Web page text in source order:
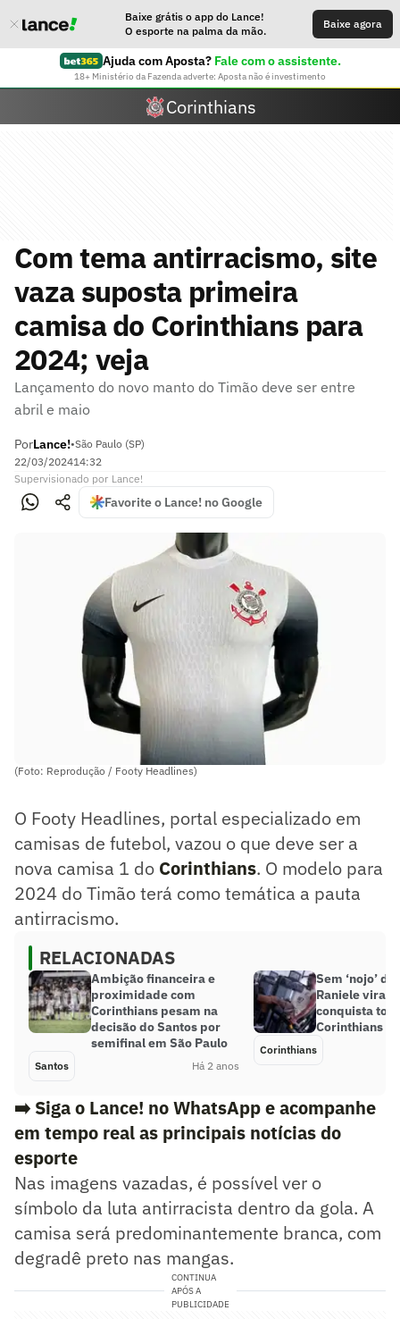
Baixe grátis o app do Lance!
O esporte na palma da mão.
Baixe agora
Ajuda com Aposta? Fale com o assistente.
18+ Ministério da Fazenda adverte: Aposta não é investimento
Corinthians
Com tema antirracismo, site
vaza suposta primeira
camisa do Corinthians para
2024; veja
Lançamento do novo manto do Timão deve ser entre
abril e maio
PorLance!•São Paulo (SP)
22/03/202414:32
Supervisionado por Lance!
Favorite o Lance! no Google
(Foto: Reprodução / Footy Headlines)
O Footy Headlines, portal especializado em
camisas de futebol, vazou o que deve ser a
nova camisa 1 do Corinthians. O modelo para
2024 do Timão terá como temática a pauta
antirracismo.
RELACIONADAS
Ambição financeira e
proximidade com
Corinthians pesam na
decisão do Santos por
semifinal em São Paulo
Santos Há 2 anos
Sem ‘nojo’
Raniele vira
conquista
Corinthians
Corinthians
➡️ Siga o Lance! no WhatsApp e acompanhe
em tempo real as principais notícias do
esporte
Nas imagens vazadas, é possível ver o
símbolo da luta antirracista dentro da gola. A
camisa será predominantemente branca, com
degradê preto nas mangas.
CONTINUA
APÓS A
PUBLICIDADE